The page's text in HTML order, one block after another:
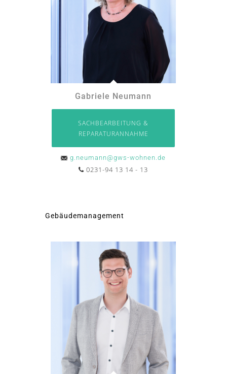
Gabriele Neumann
SACHBEARBEITUNG &
REPARATURANNAHME
g.neumann@gws-wohnen.de
0231-94 13 14 - 13
Gebäudemanagement